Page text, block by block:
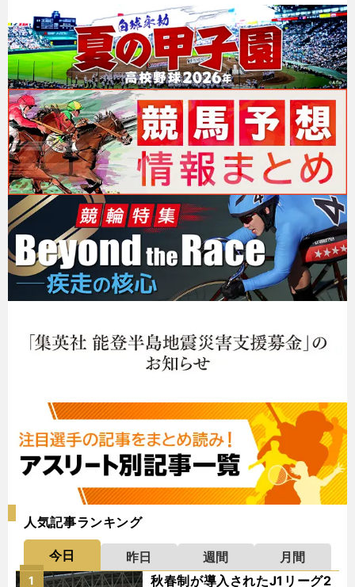
人気記事ランキング
今日 昨日 週間
月間
秋春制が導入されたJ1リーグ2
1